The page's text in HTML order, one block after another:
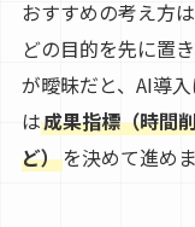
おすすめの考え方
どの目的を先に置
が曖昧だと、AI導
は成果指標（時間
ど）を決めて進めま